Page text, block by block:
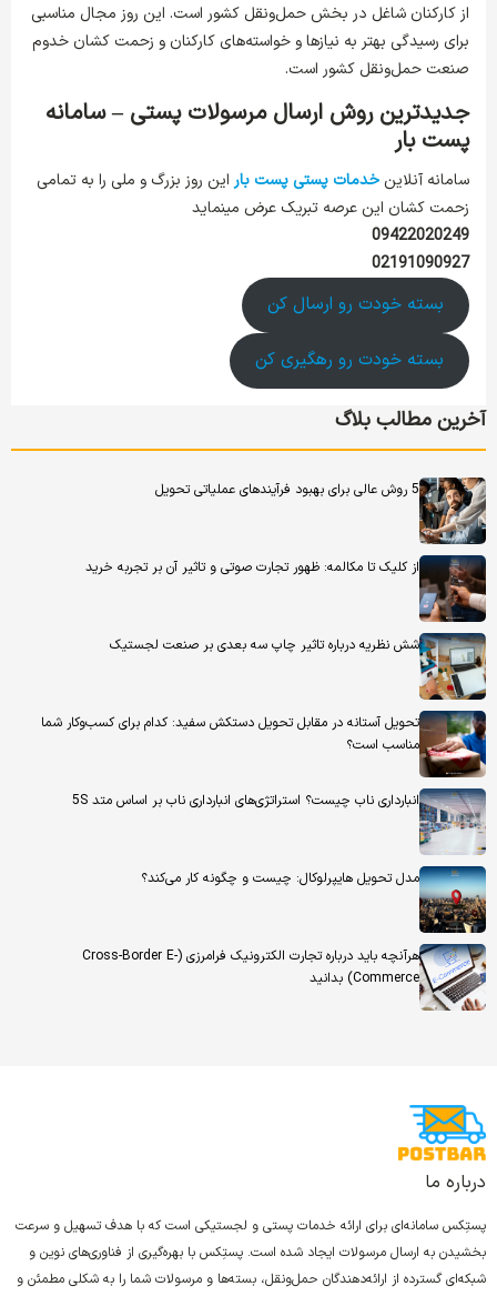
از کارکنان شاغل در بخش حمل‌ونقل کشور است. این روز مجال مناسبی
برای رسیدگی بهتر به نیازها و خواسته‌های کارکنان و زحمت کشان خدوم
صنعت حمل‌ونقل کشور است.
جدیدترین روش ارسال مرسولات پستی – سامانه
پست بار
سامانه آنلاین خدمات پستی پست بار این روز بزرگ و ملی را به تمامی
زحمت کشان این عرصه تبریک عرض مینماید
09422020249
02191090927
بسته خودت رو ارسال کن
بسته خودت رو رهگیری کن
آخرین مطالب بلاگ
5 روش عالی برای بهبود فرآیندهای عملیاتی تحویل
از کلیک تا مکالمه: ظهور تجارت صوتی و تاثیر آن بر تجربه خرید
شش نظریه درباره تاثیر چاپ سه بعدی بر صنعت لجستیک
تحویل آستانه در مقابل تحویل دستکش سفید: کدام برای کسب‌وکار شما
مناسب است؟
انبارداری ناب چیست؟ استراتژی‌های انبارداری ناب بر اساس متد 5S
مدل تحویل هایپرلوکال: چیست و چگونه کار می‌کند؟
هرآنچه باید درباره تجارت الکترونیک فرامرزی (Cross-Border E-
Commerce) بدانید
درباره ما
پستِکس سامانه‌ای برای ارائه خدمات پستی و لجستیکی است که با هدف تسهیل و سرعت
بخشیدن به ارسال مرسولات ایجاد شده است. پستِکس با بهره‌گیری از فناوری‌های نوین و
شبکه‌ای گسترده از ارائه‌دهندگان حمل‌ونقل، بسته‌ها و مرسولات شما را به شکلی مطمئن و